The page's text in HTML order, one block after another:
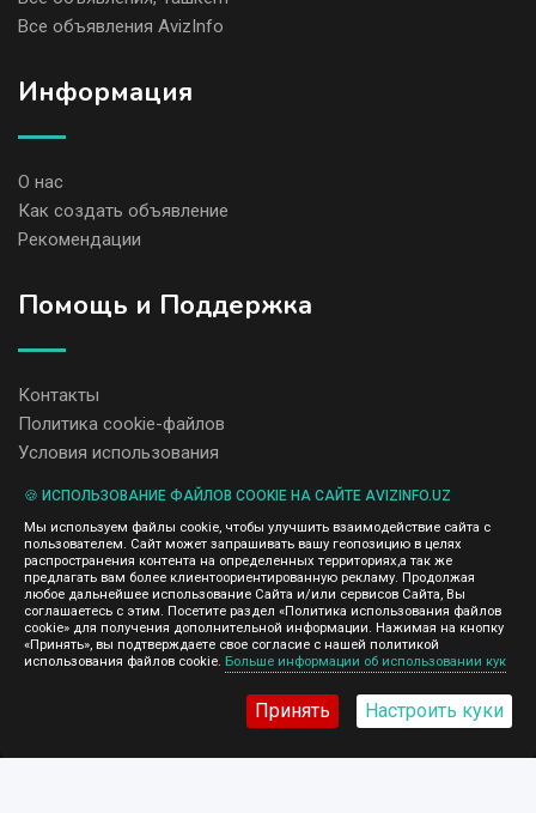
Все объявления AvizInfo
Информация
О нас
Как создать объявление
Рекомендации
Помощь и Поддержка
Контакты
Политика cookie-файлов
Условия использования
содержание размещенных объявлений.
Мы ценим конфиденциальность наших пользователей. Мы не
передаем и не продаем личную информацию зарегистрированных
пользователей AvizInfo.uz третьим лицам. Мы не отвечаем за
правила конфиденциальности сайтов на которые ссылается
AvizInfo.uz. На некоторых страницах нашего сайта представлена
реклама Google Adsense Advertising Network. Чтобы узнать
подробней о правилах конфиденциальности Googleнажмите тут
🍪 ИСПОЛЬЗОВАНИЕ ФАЙЛОВ COOKIE НА САЙТЕ AVIZINFO.UZ
Мы используем файлы cookie, чтобы улучшить взаимодействие сайта с
пользователем. Сайт может запрашивать вашу геопозицию в целях
распространения контента на определенных территориях,а так же
предлагать вам более клиентоориентированную рекламу. Продолжая
любое дальнейшее использование Сайта и/или сервисов Сайта, Вы
соглашаетесь с этим. Посетите раздел «Политика использования файлов
cookie» для получения дополнительной информации. Нажимая на кнопку
«Принять», вы подтверждаете свое согласие с нашей политикой
использования файлов cookie. Больше информации об использовании кук
Принять Настроить куки